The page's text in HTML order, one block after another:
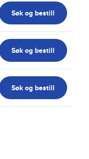
Søk og bestill
Søk og bestill
Søk og bestill